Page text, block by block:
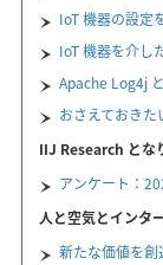
IoT 機器の設定
IoT 機器を介し
Apache Log4j
おさえておき
IIJ Research とな
アンケート：
人と空気とインタ
新たな価値を創